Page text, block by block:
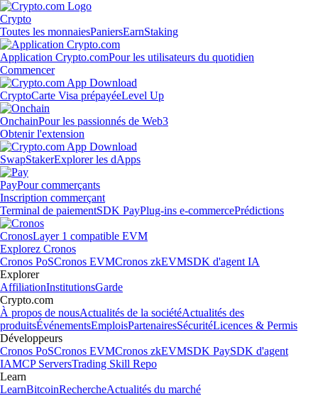
Crypto
Toutes les monnaiesPaniersEarnStaking
Application Crypto.comPour les utilisateurs du quotidien
Commencer
CryptoCarte Visa prépayéeLevel Up
OnchainPour les passionnés de Web3
Obtenir l'extension
SwapStakerExplorer les dApps
PayPour commerçants
Inscription commerçant
Terminal de paiementSDK PayPlug-ins e-commercePrédictions
CronosLayer 1 compatible EVM
Explorez Cronos
Cronos PoSCronos EVMCronos zkEVMSDK d'agent IA
Explorer
AffiliationInstitutionsGarde
Crypto.com
À propos de nousActualités de la sociétéActualités des
produitsÉvénementsEmploisPartenairesSécuritéLicences & Permis
Développeurs
Cronos PoSCronos EVMCronos zkEVMSDK PaySDK d'agent
IAMCP ServersTrading Skill Repo
Learn
LearnBitcoinRechercheActualités du marché